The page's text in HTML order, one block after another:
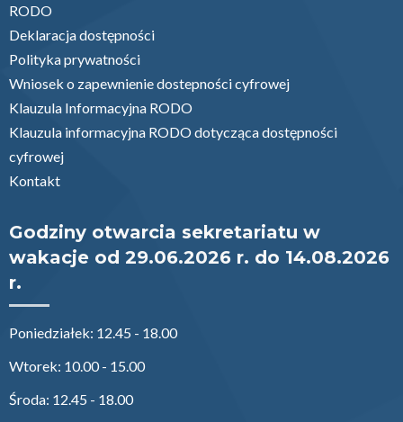
RODO
Deklaracja dostępności
Polityka prywatności
Wniosek o zapewnienie dostepności cyfrowej
Klauzula Informacyjna RODO
Klauzula informacyjna RODO dotycząca dostępności
cyfrowej
Kontakt
Godziny otwarcia sekretariatu w
wakacje od 29.06.2026 r. do 14.08.2026
r.
Poniedziałek: 12.45 - 18.00
Wtorek: 10.00 - 15.00
Środa: 12.45 - 18.00